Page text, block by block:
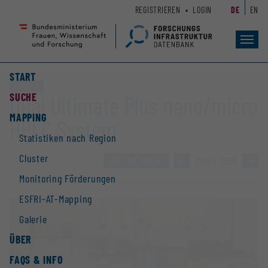
Seiteninhalt
Accesskey
Hauptnavigation
Accesskey
START
SUCHE
MAPPING
Statistiken nach Region
Cluster
Monitoring Förderungen
ESFRI-AT-Mapping
Galerie
ÜBER
FAQS & INFO
REGISTRIEREN LOGIN DE EN
Dual Ultimate Plus nano/micro
HPLC System